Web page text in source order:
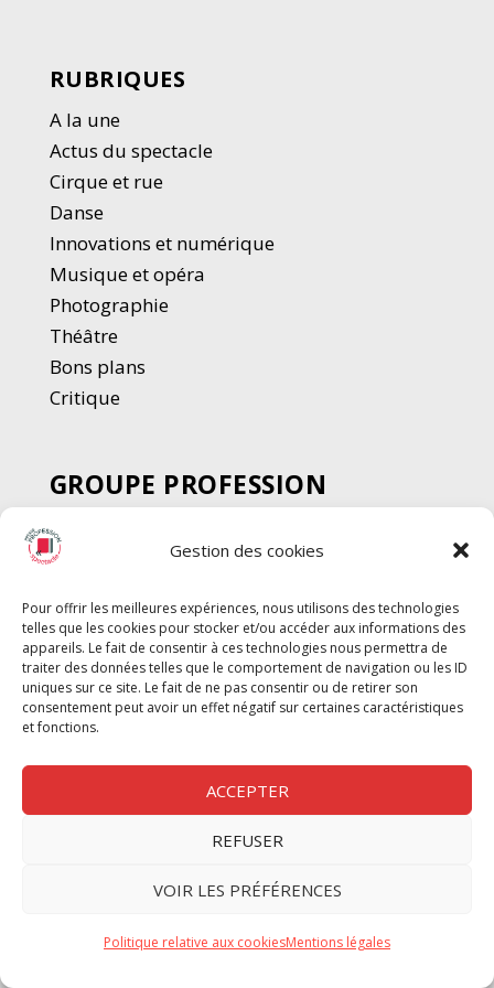
Gestion des cookies
Pour offrir les meilleures expériences, nous utilisons des technologies
telles que les cookies pour stocker et/ou accéder aux informations des
appareils. Le fait de consentir à ces technologies nous permettra de
traiter des données telles que le comportement de navigation ou les ID
uniques sur ce site. Le fait de ne pas consentir ou de retirer son
consentement peut avoir un effet négatif sur certaines caractéristiques
et fonctions.
ACCEPTER
REFUSER
VOIR LES PRÉFÉRENCES
Politique relative aux cookiesMentions légales
RUBRIQUES
A la une
Actus du spectacle
Cirque et rue
Danse
Innovations et numérique
Musique et opéra
Photographie
Théâtre
Bons plans
Critique
GROUPE PROFESSION
SPECTACLE
Chèque Intermittents
Chèque Compta
Chèque Emploi Spectacle
G-Pods
Profession Audio-visuel
Nous contacter